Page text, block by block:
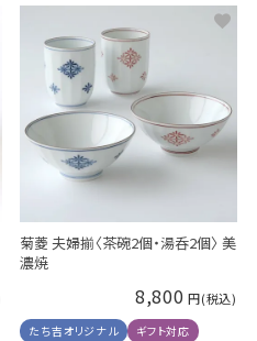
菊菱 夫婦揃〈茶碗2個・湯呑2個〉 美
濃焼
8,800
たち吉オリジナル
ギフト対応